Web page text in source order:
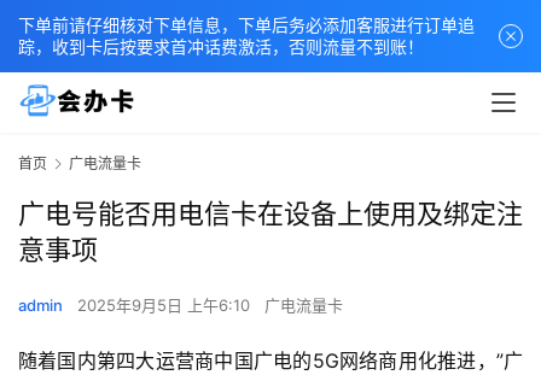
首页 广电流量卡
广电号能否用电信卡在设备上使用及绑定注
意事项
admin 2025年9月5日 上午6:10 广电流量卡
随着国内第四大运营商中国广电的5G网络商用化推进，”广
下单前请仔细核对下单信息，下单后务必添加客服进行订单追
踪，收到卡后按要求首冲话费激活，否则流量不到账！